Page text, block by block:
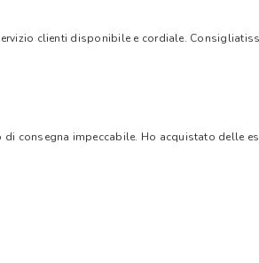
clienti disponibile e cordiale.
di consegna impeccabile. Ho acquistato delle